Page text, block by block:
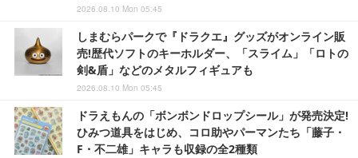
2026.08.10 Mon 05:45
しまむらパークで『ドラクエ』グッズがオンライン販
売!歴代ソフトのキーホルダー、「スライム」「ロトの
剣&盾」などのメタルフィギュアも
2026.08.10 Mon 05:45
ドラえもんの「ボンボンドロップシール」が発売決定!
ひみつ道具をはじめ、コロ助やパーマンたち「藤子・
F・不二雄」キャラも収録の全2種類